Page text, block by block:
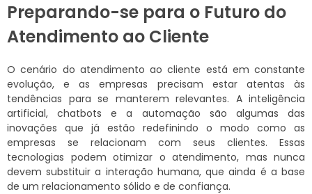
Preparando-se para o Futuro do
Atendimento ao Cliente
O cenário do atendimento ao cliente está em constante
evolução, e as empresas precisam estar atentas às
tendências para se manterem relevantes. A inteligência
artificial, chatbots e a automação são algumas das
inovações que já estão redefinindo o modo como as
empresas se relacionam com seus clientes. Essas
tecnologias podem otimizar o atendimento, mas nunca
devem substituir a interação humana, que ainda é a base
de um relacionamento sólido e de confiança.